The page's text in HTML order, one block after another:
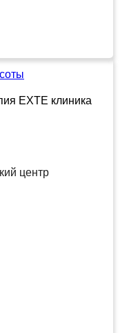
центр